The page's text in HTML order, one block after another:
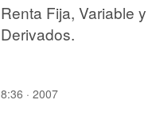
Renta Fija, Variable y
Derivados.
8:36 · 2007